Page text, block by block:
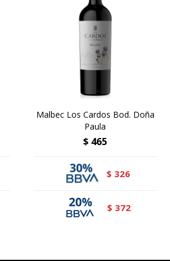
Malbec Los Cardos Bod. Doña
Paula
$ 465
$ 326
$ 372